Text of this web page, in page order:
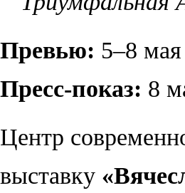
Превью: 5–8
Пресс-показ: 8
Центр
выставку